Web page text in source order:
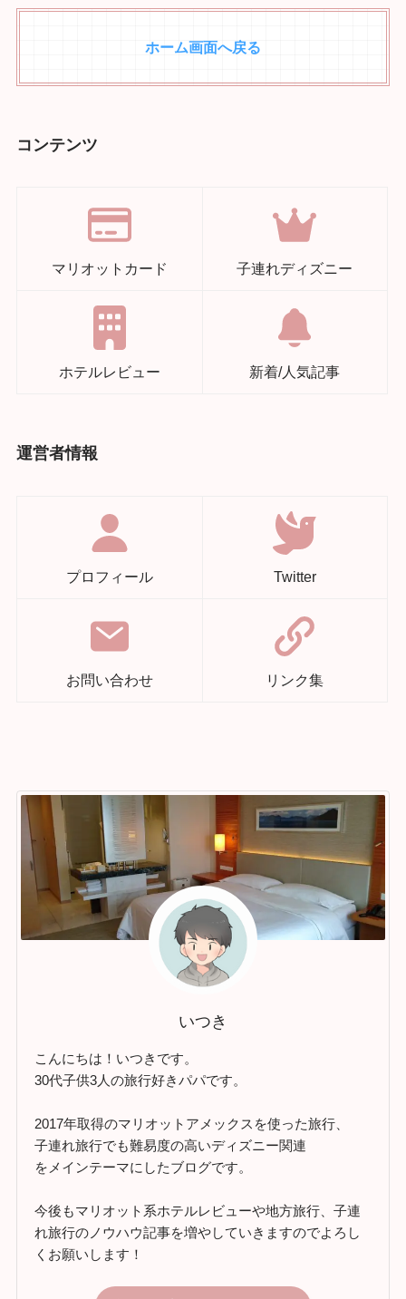
ホーム画面へ戻る
コンテンツ
マリオットカード 子連れディズニー
ホテルレビュー 新着/人気記事
運営者情報
プロフィール Twitter
お問い合わせ リンク集
いつき
こんにちは！いつきです。
30代子供3人の旅行好きパパです。
2017年取得のマリオットアメックスを使った旅行、
子連れ旅行でも難易度の高いディズニー関連
をメインテーマにしたブログです。
今後もマリオット系ホテルレビューや地方旅行、子連
れ旅行のノウハウ記事を増やしていきますのでよろし
くお願いします！